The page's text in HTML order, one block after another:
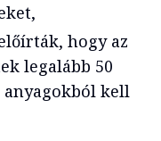
hogy az
legalább 50
anyagokból kell